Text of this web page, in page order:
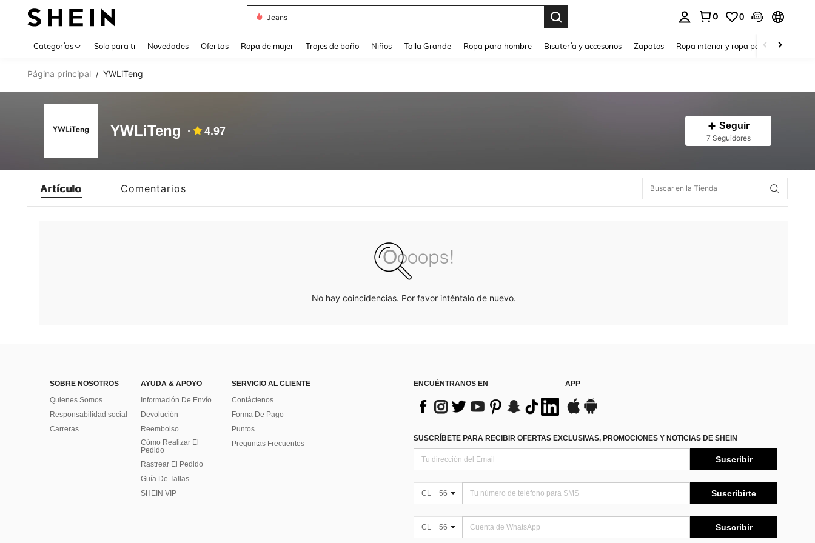
Jeans
0 0
Categorías Solo para ti Novedades Ofertas Ropa de mujer Trajes de baño Niños Talla Grande Ropa para hombre Bisutería y accesorios Zapatos Ropa interior y ropa para dormir
Página principal / YWLiTeng
YWLiTeng 4.97 Seguir
7 Seguidores
Artículo Comentarios
No hay coincidencias. Por favor inténtalo de nuevo.
SOBRE NOSOTROS
Quienes Somos
Responsabilidad social
Carreras
AYUDA & APOYO
Información De Envío
Devolución
Reembolso
Cómo Realizar El
Pedido
Rastrear El Pedido
Guía De Tallas
SHEIN VIP
SERVICIO AL CLIENTE
Contáctenos
Forma De Pago
Puntos
Preguntas Frecuentes
ENCUÉNTRANOS EN APP
SUSCRÍBETE PARA RECIBIR OFERTAS EXCLUSIVAS, PROMOCIONES Y NOTICIAS DE SHEIN
Suscribir
CL + 56 Suscribirte
CL + 56 Suscribir